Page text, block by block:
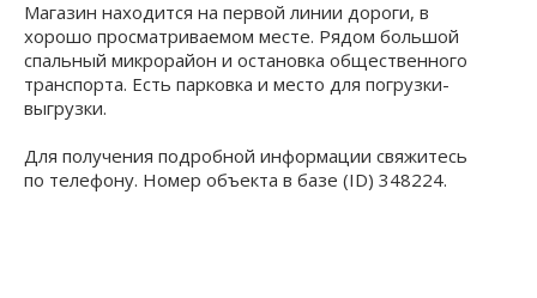
Магазин находится на первой линии дороги, в
хорошо просматриваемом месте. Рядом большой
спальный микрорайон и остановка общественного
транспорта. Есть парковка и место для погрузки-
выгрузки.
Для получения подробной информации свяжитесь
по телефону. Номер объекта в базе (ID) 348224.